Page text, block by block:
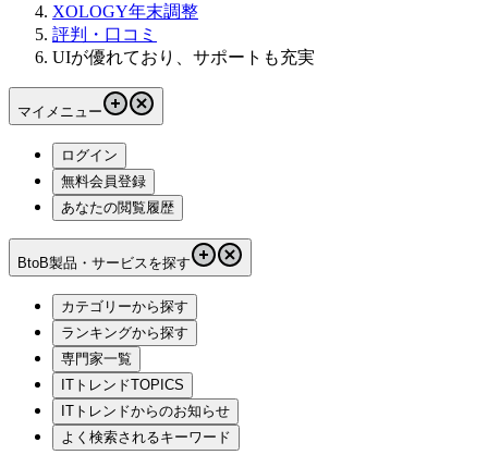
XOLOGY年末調整
評判・口コミ
UIが優れており、サポートも充実
マイメニュー
ログイン
無料会員登録
あなたの閲覧履歴
BtoB製品・サービスを探す
カテゴリーから探す
ランキングから探す
専門家一覧
ITトレンドTOPICS
ITトレンドからのお知らせ
よく検索されるキーワード